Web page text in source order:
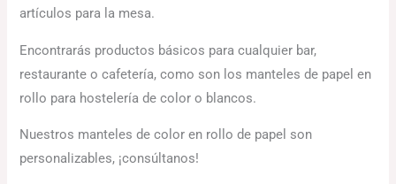
artículos para la mesa.
Encontrarás productos básicos para cualquier bar,
restaurante o cafetería, como son los manteles de papel en
rollo para hostelería de color o blancos.
Nuestros manteles de color en rollo de papel son
personalizables, ¡consúltanos!